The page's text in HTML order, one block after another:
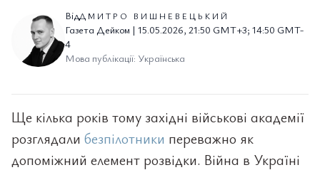
ВідДМИТРО ВИШНЕВЕЦЬКИЙ
Газета Дейком | 15.05.2026, 21:50 GMT+3; 14:50 GMT-
4
Мова публікації: Українська
Ще кілька років тому західні військові академії
розглядали безпілотники переважно як
допоміжний елемент розвідки. Війна в Україні